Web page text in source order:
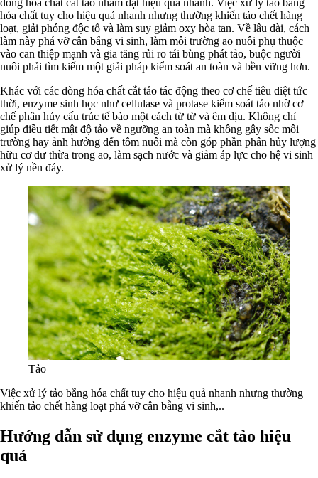
hóa chất tuy cho hiệu quả nhanh nhưng thường khiến tảo chết hàng
loạt, giải phóng độc tố và làm suy giảm oxy hòa tan. Về lâu dài, cách
làm này phá vỡ cân bằng vi sinh, làm môi trường ao nuôi phụ thuộc
vào can thiệp mạnh và gia tăng rủi ro tái bùng phát tảo, buộc người
nuôi phải tìm kiếm một giải pháp kiểm soát an toàn và bền vững hơn.
Khác với các dòng hóa chất cắt tảo tác động theo cơ chế tiêu diệt tức
thời, enzyme sinh học như cellulase và protase kiểm soát tảo nhờ cơ
chế phân hủy cấu trúc tế bào một cách từ từ và êm dịu. Không chỉ
giúp điều tiết mật độ tảo về ngưỡng an toàn mà không gây sốc môi
trường hay ảnh hưởng đến tôm nuôi mà còn góp phần phân hủy lượng
hữu cơ dư thừa trong ao, làm sạch nước và giảm áp lực cho hệ vi sinh
xử lý nền đáy.
Tảo
Việc xử lý tảo bằng hóa chất tuy cho hiệu quả nhanh nhưng thường
khiến tảo chết hàng loạt phá vỡ cân bằng vi sinh,..
Hướng dẫn sử dụng enzyme cắt tảo hiệu
quả